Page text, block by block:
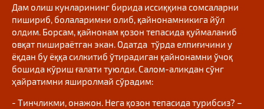
Дам олиш кунларининг бирида иссиққина сомсаларни
пишириб, болаларимни олиб, қайнонамникига йўл
олдим. Борсам, қайнонам қозон тепасида қуймаланиб
овқат пишираётган экан. Одатда тўрда елпиғичини у
ёқдан бу ёққа силкитиб ўтирадиган қайнонамни ўчоқ
бошида кўриш ғалати туюлди. Салом-аликдан сўнг
ҳайратимни яширолмай сўрадим:
- Тинчликми, онажон. Нега қозон тепасида турибсиз? –